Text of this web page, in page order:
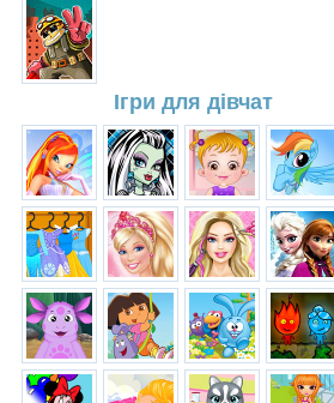
Ігри для дівчат